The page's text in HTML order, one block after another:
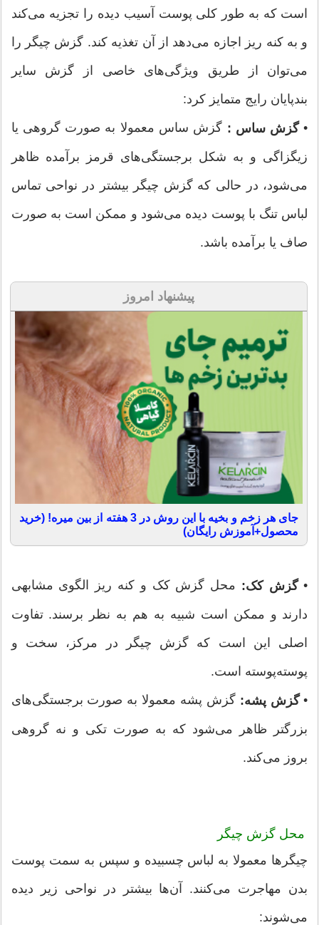
است که به طور کلی پوست آسیب دیده را تجزیه می‌کند
و به کنه ریز اجازه می‌دهد از آن تغذیه کند. گزش چیگر را
می‌توان از طریق ویژگی‌های خاصی از گزش سایر
بندپایان رایج متمایز کرد:
•گزش ساس : گزش ساس معمولا به صورت گروهی یا
زیگزاگی و به شکل برجستگی‌های قرمز برآمده ظاهر
می‌شود، در حالی که گزش چیگر بیشتر در نواحی تماس
لباس تنگ با پوست دیده می‌شود و ممکن است به صورت
صاف یا برآمده باشد.
پیشنهاد امروز
جای هر زخم و بخیه با این روش در 3 هفته از بین میره! (خرید
محصول+آموزش رایگان)
•گزش کک: محل گزش کک و کنه ریز الگوی مشابهی
دارند و ممکن است شبیه به هم به نظر برسند. تفاوت
اصلی این است که گزش چیگر در مرکز، سخت و
پوسته‌پوسته است.
•گزش پشه: گزش پشه معمولا به صورت برجستگی‌های
بزرگتر ظاهر می‌شود که به صورت تکی و نه گروهی
بروز می‌کند.
محل گزش چیگر
چیگرها معمولا به لباس چسبیده و سپس به سمت پوست
بدن مهاجرت می‌کنند. آن‌ها بیشتر در نواحی زیر دیده
می‌شوند: